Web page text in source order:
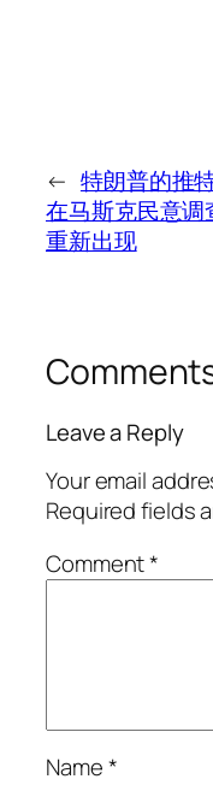
← 特朗普的推
在马斯克民意调
重新出现
Leave a Reply
Your email
Required fields
Comment*
Name*